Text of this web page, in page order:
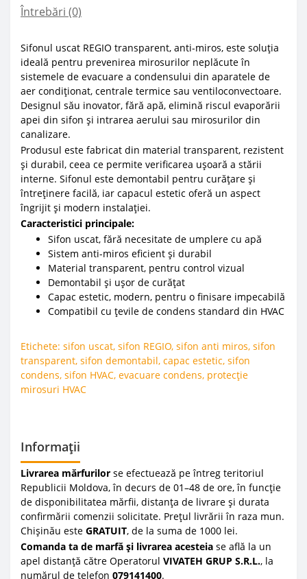
Întrebări (0)
Sifonul uscat REGIO transparent, anti-miros, este soluția
ideală pentru prevenirea mirosurilor neplăcute în
sistemele de evacuare a condensului din aparatele de
aer condiționat, centrale termice sau ventiloconvectoare.
Designul său inovator, fără apă, elimină riscul evaporării
apei din sifon și intrarea aerului sau mirosurilor din
canalizare.
Produsul este fabricat din material transparent, rezistent
și durabil, ceea ce permite verificarea ușoară a stării
interne. Sifonul este demontabil pentru curățare și
întreținere facilă, iar capacul estetic oferă un aspect
îngrijit și modern instalației.
Caracteristici principale:
Sifon uscat, fără necesitate de umplere cu apă
Sistem anti-miros eficient și durabil
Material transparent, pentru control vizual
Demontabil și ușor de curățat
Capac estetic, modern, pentru o finisare impecabilă
Compatibil cu țevile de condens standard din HVAC
Etichete: sifon uscat, sifon REGIO, sifon anti miros, sifon
transparent, sifon demontabil, capac estetic, sifon
condens, sifon HVAC, evacuare condens, protecție
mirosuri HVAC
Informații
Livrarea mărfurilor se efectuează pe întreg teritoriul
Republicii Moldova, în decurs de 01–48 de ore, în funcție
de disponibilitatea mărfii, distanța de livrare și durata
confirmării comenzii solicitate. Prețul livrării în raza mun.
Chișinău este GRATUIT, de la suma de 1000 lei.
Comanda ta de marfă și livrarea acesteia se află la un
apel distanță către Operatorul VIVATEH GRUP S.R.L., la
numărul de telefon 079141400.